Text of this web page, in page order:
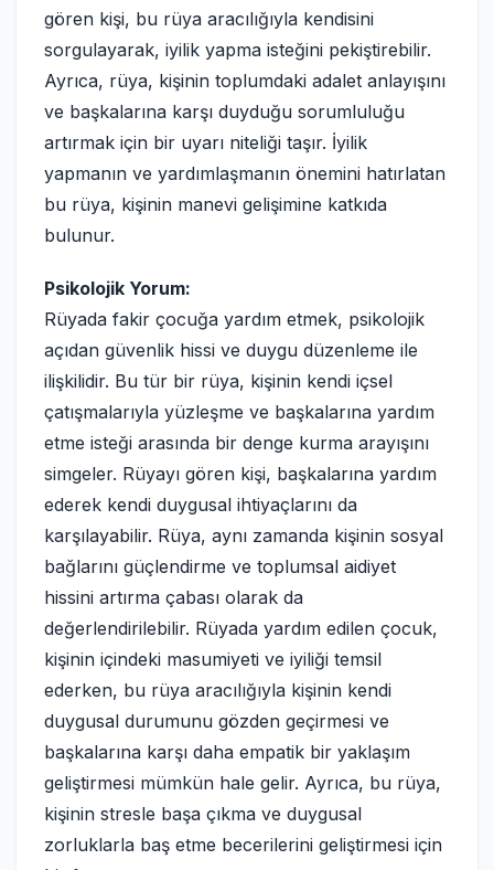
gören kişi, bu rüya aracılığıyla kendisini
sorgulayarak, iyilik yapma isteğini pekiştirebilir.
Ayrıca, rüya, kişinin toplumdaki adalet anlayışını
ve başkalarına karşı duyduğu sorumluluğu
artırmak için bir uyarı niteliği taşır. İyilik
yapmanın ve yardımlaşmanın önemini hatırlatan
bu rüya, kişinin manevi gelişimine katkıda
bulunur.
Psikolojik Yorum:
Rüyada fakir çocuğa yardım etmek, psikolojik
açıdan güvenlik hissi ve duygu düzenleme ile
ilişkilidir. Bu tür bir rüya, kişinin kendi içsel
çatışmalarıyla yüzleşme ve başkalarına yardım
etme isteği arasında bir denge kurma arayışını
simgeler. Rüyayı gören kişi, başkalarına yardım
ederek kendi duygusal ihtiyaçlarını da
karşılayabilir. Rüya, aynı zamanda kişinin sosyal
bağlarını güçlendirme ve toplumsal aidiyet
hissini artırma çabası olarak da
değerlendirilebilir. Rüyada yardım edilen çocuk,
kişinin içindeki masumiyeti ve iyiliği temsil
ederken, bu rüya aracılığıyla kişinin kendi
duygusal durumunu gözden geçirmesi ve
başkalarına karşı daha empatik bir yaklaşım
geliştirmesi mümkün hale gelir. Ayrıca, bu rüya,
kişinin stresle başa çıkma ve duygusal
zorluklarla baş etme becerilerini geliştirmesi için